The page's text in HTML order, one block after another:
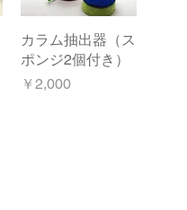
クイックビュー
カラム抽出器（ス
ポンジ2個付き）
価格
￥2,000